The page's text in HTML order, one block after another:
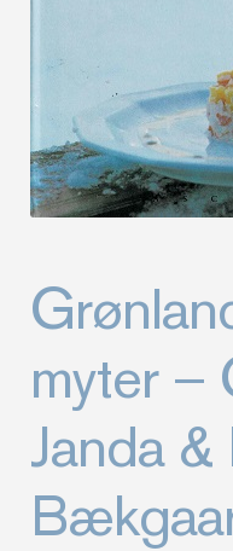
myter –
Janda &